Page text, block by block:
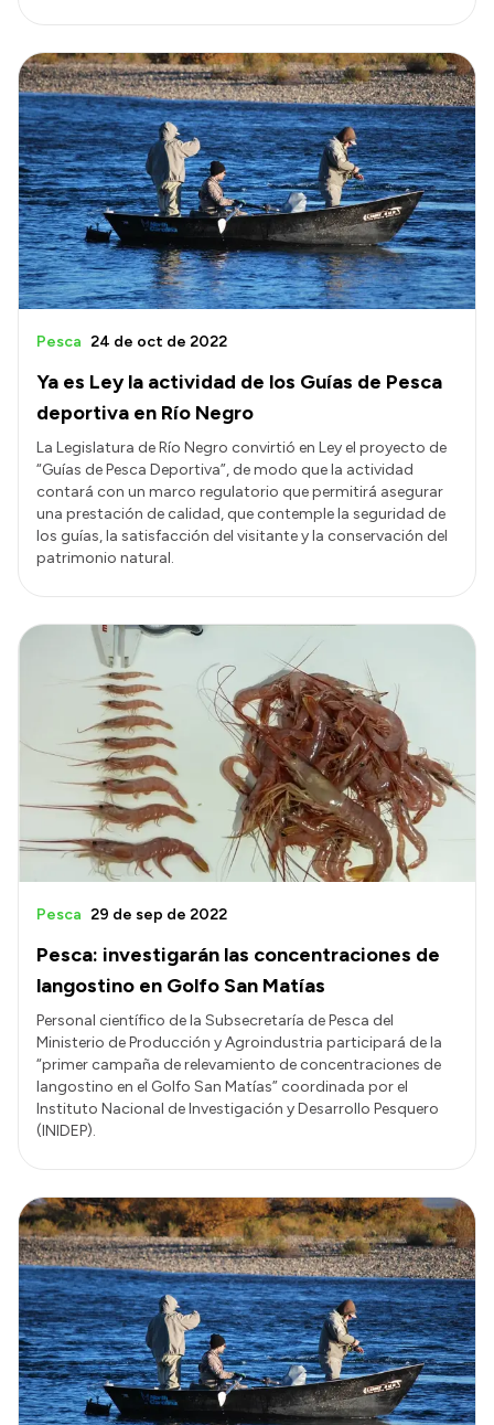
Ya es Ley la actividad de los Guías de Pesca
deportiva en Río Negro
Pesca 24 de oct de 2022
La Legislatura de Río Negro convirtió en Ley el proyecto de
“Guías de Pesca Deportiva”, de modo que la actividad
contará con un marco regulatorio que permitirá asegurar
una prestación de calidad, que contemple la seguridad de
los guías, la satisfacción del visitante y la conservación del
patrimonio natural.
Pesca: investigarán las concentraciones de
langostino en Golfo San Matías
Pesca 29 de sep de 2022
Personal científico de la Subsecretaría de Pesca del
Ministerio de Producción y Agroindustria participará de la
“primer campaña de relevamiento de concentraciones de
langostino en el Golfo San Matías” coordinada por el
Instituto Nacional de Investigación y Desarrollo Pesquero
(INIDEP).